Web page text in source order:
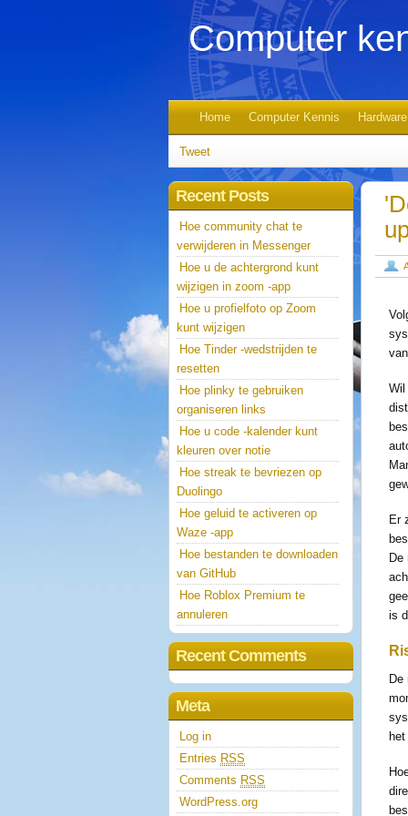
Computer
Home Computer Kennis Hardware
Tweet
Wil
Er
is
Recent Posts
Hoe community chat te
verwijderen in Messenger
Hoe u de achtergrond kunt
wijzigen in zoom -app
Hoe u profielfoto op Zoom
kunt wijzigen
Hoe Tinder -wedstrijden te
resetten
Hoe plinky te gebruiken
organiseren links
Hoe u code -kalender kunt
kleuren over notie
Hoe streak te bevriezen op
Duolingo
Hoe geluid te activeren op
Waze -app
Hoe bestanden te downloaden
van GitHub
Hoe Roblox Premium te
annuleren
Recent Comments
Meta
Log in
Entries RSS
Comments RSS
WordPress.org